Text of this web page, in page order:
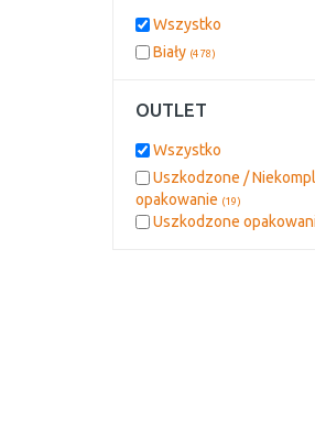
Wszystko
Biały (478)
OUTLET
Wszystko
Uszkodzone /
opakowanie (19)
Uszkodzone